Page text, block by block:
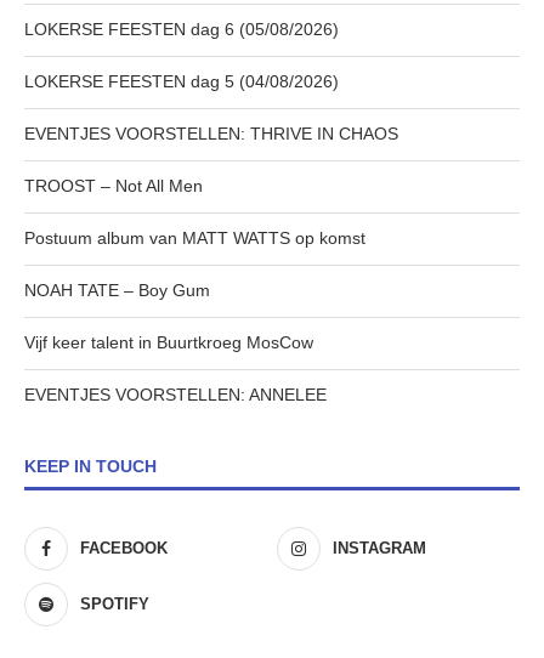
LOKERSE FEESTEN dag 6 (05/08/2026)
LOKERSE FEESTEN dag 5 (04/08/2026)
EVENTJES VOORSTELLEN: THRIVE IN CHAOS
TROOST – Not All Men
Postuum album van MATT WATTS op komst
NOAH TATE – Boy Gum
Vijf keer talent in Buurtkroeg MosCow
EVENTJES VOORSTELLEN: ANNELEE
KEEP IN TOUCH
FACEBOOK INSTAGRAM
SPOTIFY